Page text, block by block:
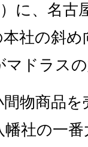
に、名古
本社の斜
マドラス
物商品を
社の一